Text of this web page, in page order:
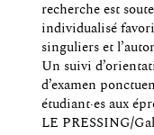
recherche est
individualisé
singuliers et
Un suivi
d’examen
étudiant·es aux
LE PRESSING/